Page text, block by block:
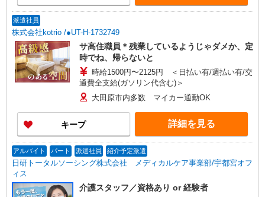
派遣社員
株式会社kotrio /●UT-H-1732749
サ高住職員＊残業しているようじゃダメか、定
時でね、帰らないと
時給1500円〜2125円 ＜日払い有/週払い有/交
通費全支給(ガソリン代含む)＞
大田原市内多数 マイカー通勤OK
キープ 詳細を見る
アルバイト パート 派遣社員 紹介予定派遣
日研トータルソーシング株式会社 メディカルケア事業部/宇都宮オフ
ィス
介護スタッフ／資格あり or 経験者